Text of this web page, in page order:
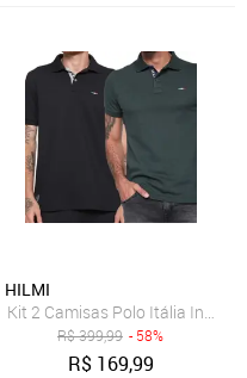
Estilo Tommy Piquet
HILMI
Kit 2 Camisas Polo Itália
R$399,99 - 58%
R$ 169,99